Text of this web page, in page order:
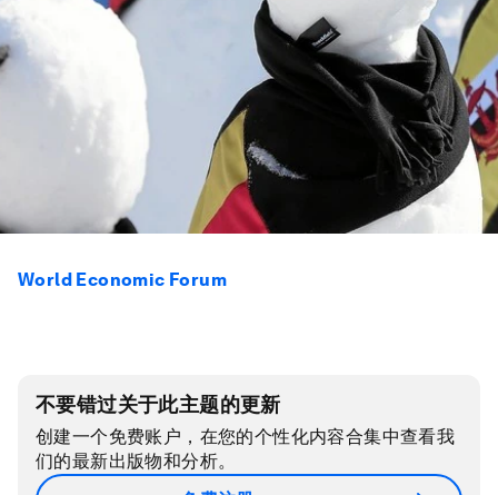
World Economic Forum
不要错过关于此主题的更新
创建一个免费账户，在您的个性化内容合集中查看我
们的最新出版物和分析。